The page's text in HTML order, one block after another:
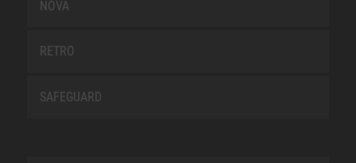
NOVA
RETRO
SAFEGUARD